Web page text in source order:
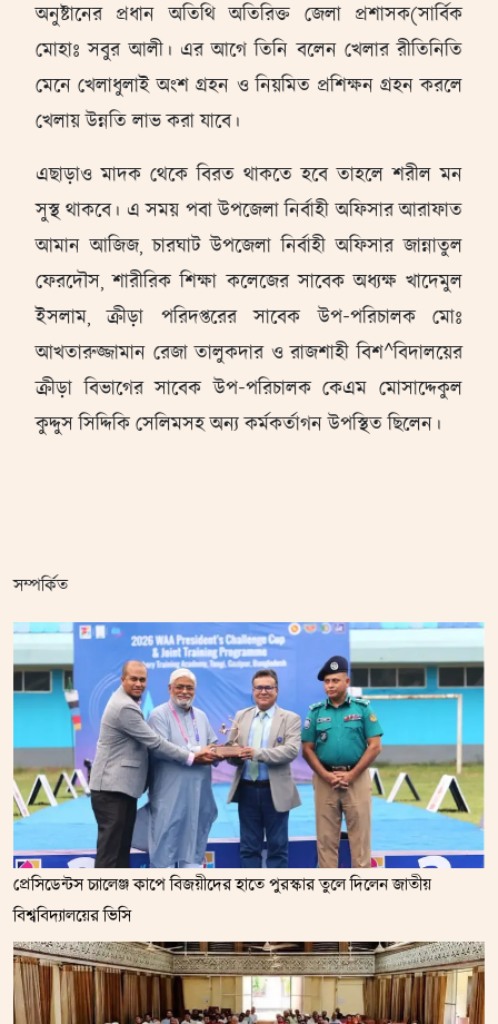
অনুষ্টানের প্রধান অতিথি অতিরিক্ত জেলা প্রশাসক(সার্বিক
মোহাঃ সবুর আলী। এর আগে তিনি বলেন খেলার রীতিনিতি
মেনে খেলাধুলাই অংশ গ্রহন ও নিয়মিত প্রশিক্ষন গ্রহন করলে
খেলায় উন্নতি লাভ করা যাবে।
এছাড়াও মাদক থেকে বিরত থাকতে হবে তাহলে শরীল মন
সুস্থ থাকবে। এ সময় পবা উপজেলা নির্বাহী অফিসার আরাফাত
আমান আজিজ, চারঘাট উপজেলা নির্বাহী অফিসার জান্নাতুল
ফেরদৌস, শারীরিক শিক্ষা কলেজের সাবেক অধ্যক্ষ খাদেমুল
ইসলাম, ক্রীড়া পরিদপ্তরের সাবেক উপ-পরিচালক মোঃ
আখতারুজ্জামান রেজা তালুকদার ও রাজশাহী বিশ^বিদালয়ের
ক্রীড়া বিভাগের সাবেক উপ-পরিচালক কেএম মোসাদ্দেকুল
কুদ্দুস সিদ্দিকি সেলিমসহ অন্য কর্মকর্তাগন উপস্থিত ছিলেন।
সম্পর্কিত
প্রেসিডেন্টস চ্যালেঞ্জ কাপে বিজয়ীদের হাতে পুরস্কার তুলে দিলেন জাতীয়
বিশ্ববিদ্যালয়ের ভিসি